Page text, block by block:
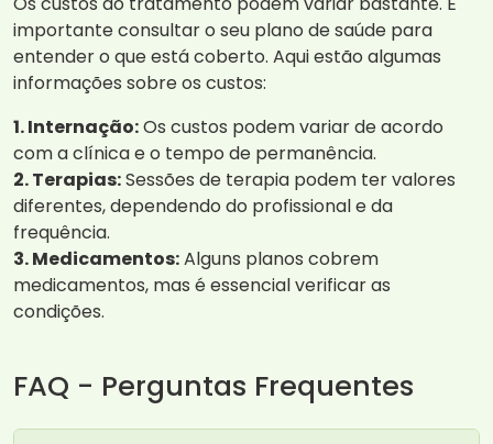
importante consultar o seu plano de saúde para
entender o que está coberto. Aqui estão algumas
informações sobre os custos:
1. Internação:Os custos podem variar de acordo
com a clínica e o tempo de permanência.
2. Terapias:Sessões de terapia podem ter valores
diferentes, dependendo do profissional e da
frequência.
3. Medicamentos:Alguns planos cobrem
medicamentos, mas é essencial verificar as
condições.
FAQ - Perguntas Frequentes